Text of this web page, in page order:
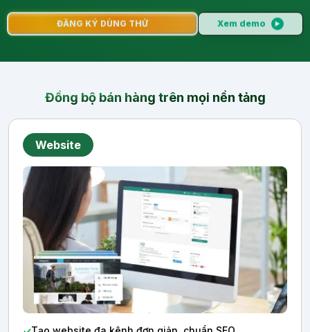
ĐĂNG KÝ DÙNG THỬ Xem demo ▶︎
Đồng bộ bán hàng trên mọi nền tảng
Website